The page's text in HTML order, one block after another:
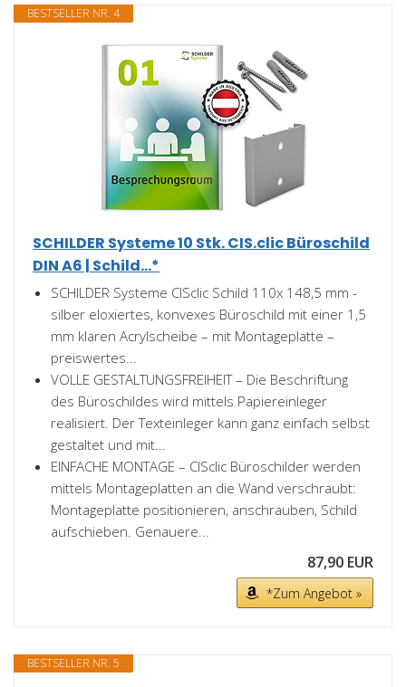
BESTSELLER NR. 4
SCHILDER Systeme 10 Stk. CIS.clic Büroschild
DIN A6 | Schild...*
SCHILDER Systeme CISclic Schild 110x 148,5 mm -
silber eloxiertes, konvexes Büroschild mit einer 1,5
mm klaren Acrylscheibe – mit Montageplatte –
preiswertes...
VOLLE GESTALTUNGSFREIHEIT – Die Beschriftung
des Büroschildes wird mittels Papiereinleger
realisiert. Der Texteinleger kann ganz einfach selbst
gestaltet und mit...
EINFACHE MONTAGE – CISclic Büroschilder werden
mittels Montageplatten an die Wand verschraubt:
Montageplatte positionieren, anschrauben, Schild
aufschieben. Genauere...
87,90 EUR
*Zum Angebot »
BESTSELLER NR. 5